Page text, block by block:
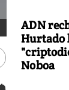
ADN
Hurtado
Noboa